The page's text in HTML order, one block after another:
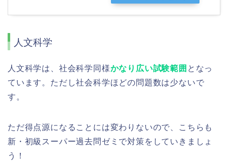
人文科学
人文科学は、社会科学同様かなり広い試験範囲 となっ
ています。ただし社会科学ほどの問題数は少ないで
す。
ただ得点源になることには変わりないので、こちらも
新・初級スーパー過去問ゼミで対策をしていきましょ
う！